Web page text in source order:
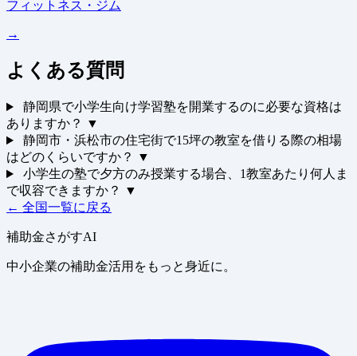
フィットネス・ジム
→
よくある質問
静岡県で小学生向け学習塾を開業するのに必要な資格は
ありますか？
▼
静岡市・浜松市の住宅街で15坪の教室を借りる際の相場
はどのくらいですか？
▼
小学生の塾で夕方のみ授業する場合、1教室あたり何人ま
で収容できますか？
▼
← 全国一覧に戻る
補助金さがすAI
中小企業の補助金活用をもっと身近に。